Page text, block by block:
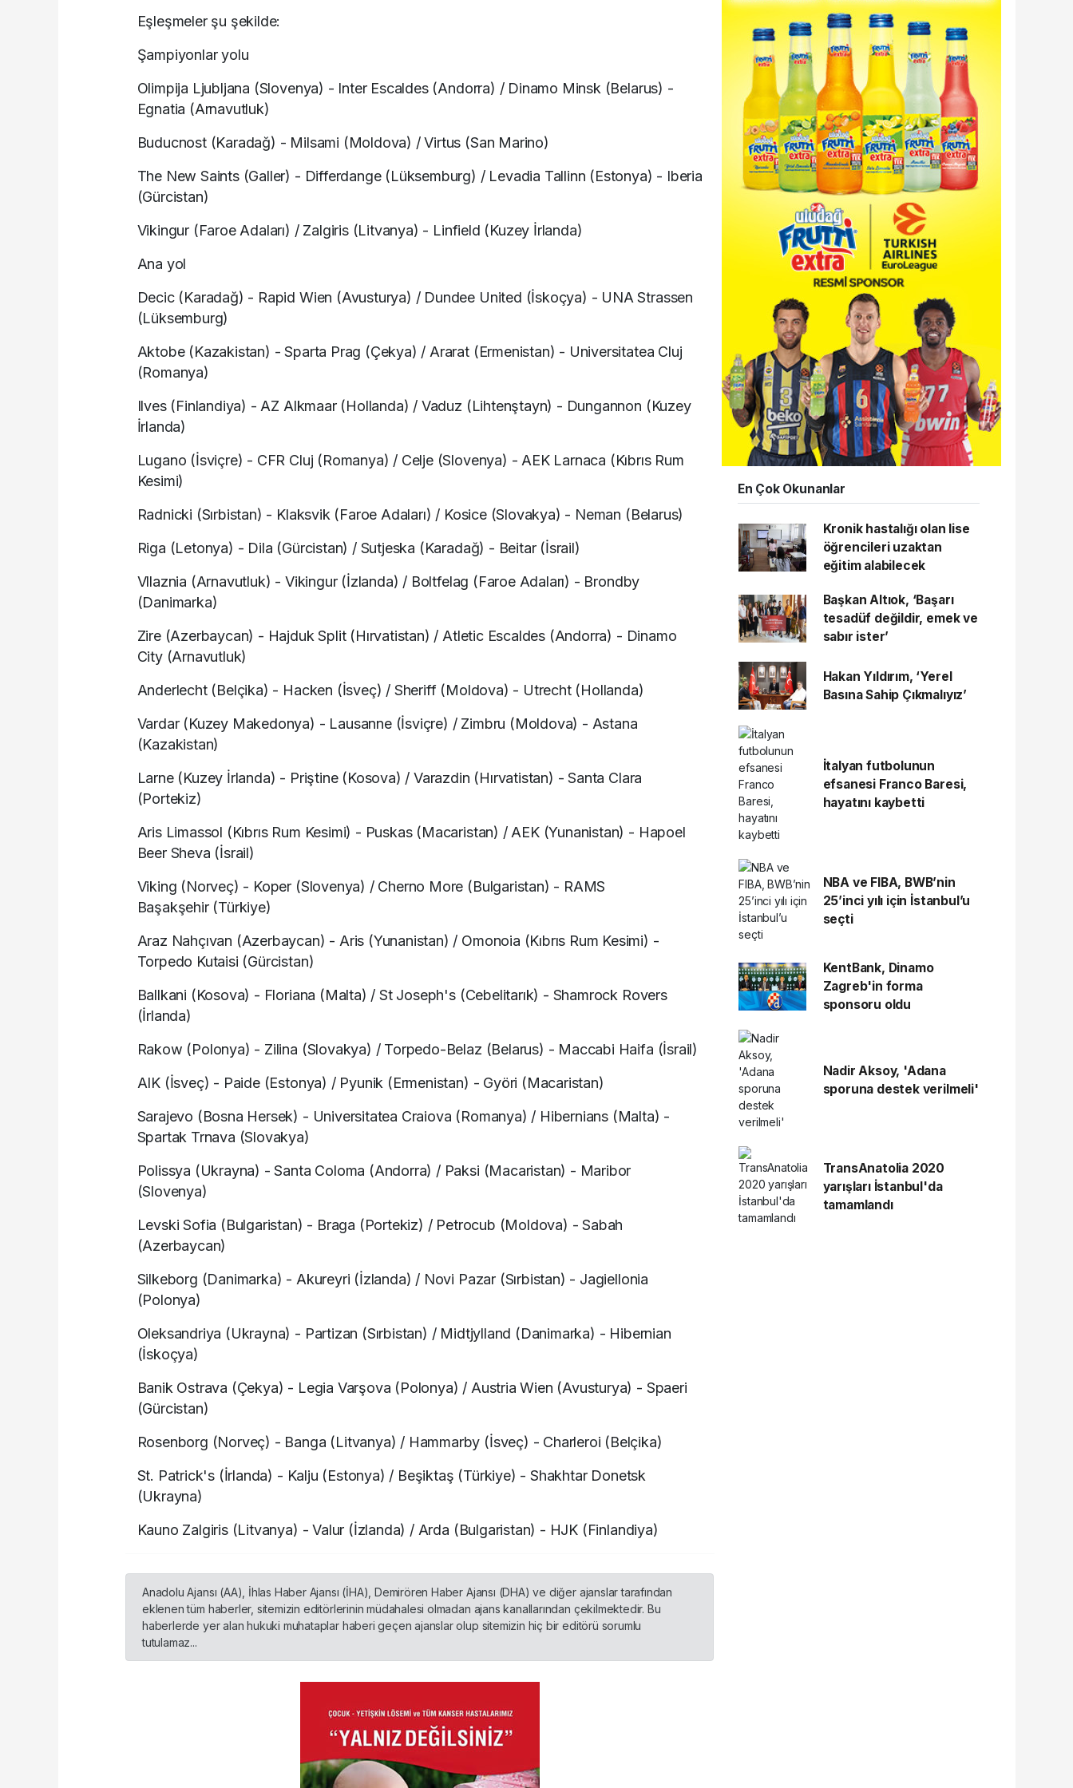
Eşleşmeler şu şekilde:
Şampiyonlar yolu
Olimpija Ljubljana (Slovenya) - Inter Escaldes (Andorra) / Dinamo Minsk (Belarus) -
Egnatia (Arnavutluk)
Buducnost (Karadağ) - Milsami (Moldova) / Virtus (San Marino)
The New Saints (Galler) - Differdange (Lüksemburg) / Levadia Tallinn (Estonya) - Iberia
(Gürcistan)
Vikingur (Faroe Adaları) / Zalgiris (Litvanya) - Linfield (Kuzey İrlanda)
Ana yol
Decic (Karadağ) - Rapid Wien (Avusturya) / Dundee United (İskoçya) - UNA Strassen
(Lüksemburg)
Aktobe (Kazakistan) - Sparta Prag (Çekya) / Ararat (Ermenistan) - Universitatea Cluj
(Romanya)
Ilves (Finlandiya) - AZ Alkmaar (Hollanda) / Vaduz (Lihtenştayn) - Dungannon (Kuzey
İrlanda)
Lugano (İsviçre) - CFR Cluj (Romanya) / Celje (Slovenya) - AEK Larnaca (Kıbrıs Rum
Kesimi)
Radnicki (Sırbistan) - Klaksvik (Faroe Adaları) / Kosice (Slovakya) - Neman (Belarus)
Riga (Letonya) - Dila (Gürcistan) / Sutjeska (Karadağ) - Beitar (İsrail)
Vllaznia (Arnavutluk) - Vikingur (İzlanda) / Boltfelag (Faroe Adaları) - Brondby
(Danimarka)
Zire (Azerbaycan) - Hajduk Split (Hırvatistan) / Atletic Escaldes (Andorra) - Dinamo
City (Arnavutluk)
Anderlecht (Belçika) - Hacken (İsveç) / Sheriff (Moldova) - Utrecht (Hollanda)
Vardar (Kuzey Makedonya) - Lausanne (İsviçre) / Zimbru (Moldova) - Astana
(Kazakistan)
Larne (Kuzey İrlanda) - Priştine (Kosova) / Varazdin (Hırvatistan) - Santa Clara
(Portekiz)
Aris Limassol (Kıbrıs Rum Kesimi) - Puskas (Macaristan) / AEK (Yunanistan) - Hapoel
Beer Sheva (İsrail)
Viking (Norveç) - Koper (Slovenya) / Cherno More (Bulgaristan) - RAMS
Başakşehir (Türkiye)
Araz Nahçıvan (Azerbaycan) - Aris (Yunanistan) / Omonoia (Kıbrıs Rum Kesimi) -
Torpedo Kutaisi (Gürcistan)
Ballkani (Kosova) - Floriana (Malta) / St Joseph's (Cebelitarık) - Shamrock Rovers
(İrlanda)
Rakow (Polonya) - Zilina (Slovakya) / Torpedo-Belaz (Belarus) - Maccabi Haifa (İsrail)
AIK (İsveç) - Paide (Estonya) / Pyunik (Ermenistan) - Györi (Macaristan)
Sarajevo (Bosna Hersek) - Universitatea Craiova (Romanya) / Hibernians (Malta) -
Spartak Trnava (Slovakya)
Polissya (Ukrayna) - Santa Coloma (Andorra) / Paksi (Macaristan) - Maribor
(Slovenya)
Levski Sofia (Bulgaristan) - Braga (Portekiz) / Petrocub (Moldova) - Sabah
(Azerbaycan)
Silkeborg (Danimarka) - Akureyri (İzlanda) / Novi Pazar (Sırbistan) - Jagiellonia
(Polonya)
Oleksandriya (Ukrayna) - Partizan (Sırbistan) / Midtjylland (Danimarka) - Hibernian
(İskoçya)
Banik Ostrava (Çekya) - Legia Varşova (Polonya) / Austria Wien (Avusturya) - Spaeri
(Gürcistan)
Rosenborg (Norveç) - Banga (Litvanya) / Hammarby (İsveç) - Charleroi (Belçika)
St. Patrick's (İrlanda) - Kalju (Estonya) / Beşiktaş (Türkiye) - Shakhtar Donetsk
(Ukrayna)
Kauno Zalgiris (Litvanya) - Valur (İzlanda) / Arda (Bulgaristan) - HJK (Finlandiya)
Anadolu Ajansı (AA), İhlas Haber Ajansı (İHA), Demirören Haber Ajansı (DHA) ve diğer ajanslar tarafından
eklenen tüm haberler, sitemizin editörlerinin müdahalesi olmadan ajans kanallarından çekilmektedir. Bu
haberlerde yer alan hukuki muhataplar haberi geçen ajanslar olup sitemizin hiç bir editörü sorumlu
tutulamaz...
En Çok Okunanlar
Kronik hastalığı olan lise
öğrencileri uzaktan
eğitim alabilecek
Başkan Altıok, ‘Başarı
tesadüf değildir, emek ve
sabır ister’
Hakan Yıldırım, ‘Yerel
Basına Sahip Çıkmalıyız’
İtalyan futbolunun
efsanesi Franco Baresi,
hayatını kaybetti
NBA ve FIBA, BWB’nin
25’inci yılı için İstanbul’u
seçti
KentBank, Dinamo
Zagreb'in forma
sponsoru oldu
Nadir Aksoy, 'Adana
sporuna destek verilmeli'
TransAnatolia 2020
yarışları İstanbul'da
tamamlandı